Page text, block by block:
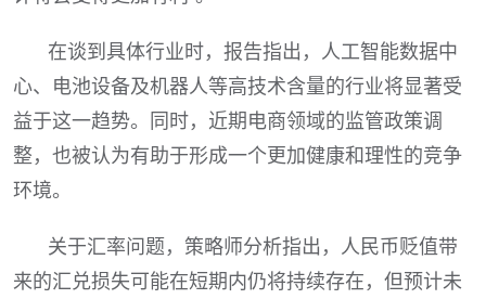
在谈到具体行业时，报告指出，人工智能数据中
心、电池设备及机器人等高技术含量的行业将显著受
益于这一趋势。同时，近期电商领域的监管政策调
整，也被认为有助于形成一个更加健康和理性的竞争
环境。
关于汇率问题，策略师分析指出，人民币贬值带
来的汇兑损失可能在短期内仍将持续存在，但预计未